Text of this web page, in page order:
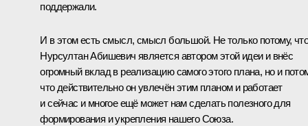
поддержали.
И в этом есть смысл, смысл большой. Не только потому,
Нурсултан Абишевич является автором этой идеи и внёс
огромный вклад в реализацию самого этого плана, но и
что действительно он увлечён этим планом и работает
и сейчас и многое ещё может нам сделать полезного для
формирования и укрепления нашего Союза.